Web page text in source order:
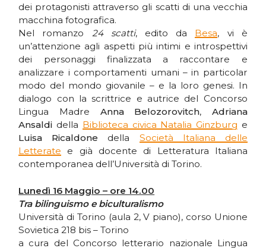
dei protagonisti attraverso gli scatti di una vecchia
macchina fotografica.
Nel romanzo 24 scatti, edito da Besa, vi è
un’attenzione agli aspetti più intimi e introspettivi
dei personaggi finalizzata a raccontare e
analizzare i comportamenti umani – in particolar
modo del mondo giovanile – e la loro genesi. In
dialogo con la scrittrice e autrice del Concorso
Lingua Madre Anna Belozorovitch, Adriana
Ansaldi della Biblioteca civica Natalia Ginzburg e
Luisa Ricaldone della Società Italiana delle
Letterate e già docente di Letteratura Italiana
contemporanea dell’Università di Torino.
Lunedì 16 Maggio – ore 14.00
Tra bilinguismo e biculturalismo
Università di Torino (aula 2, V piano), corso Unione
Sovietica 218 bis – Torino
a cura del Concorso letterario nazionale Lingua